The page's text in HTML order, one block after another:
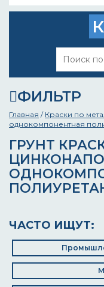
ФИЛЬТР
Главная / Краски по
однокомпонентная
ГРУНТ
ЧАСТО ИЩУТ: